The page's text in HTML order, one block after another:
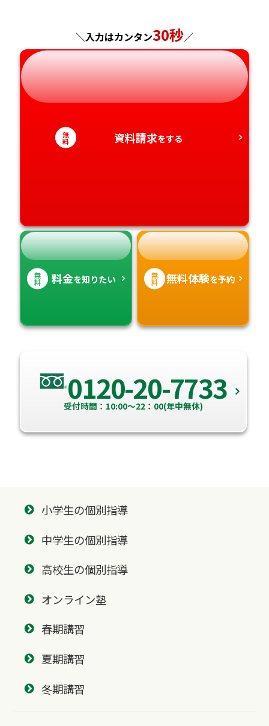
岐阜県
静岡県
奈良県
和歌山県
山口県
徳島県
熊本県
大分県
＼入力はカンタン30秒／
無
料 資料請求をする
無
料 料金を知りたい 無
料 無料体験を予約
0120-20-7733
受付時間：10:00～22：00(年中無休)
小学生の個別指導
中学生の個別指導
高校生の個別指導
オンライン塾
春期講習
夏期講習
冬期講習